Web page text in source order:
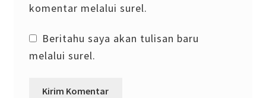
komentar melalui surel.
Beritahu saya akan tulisan baru
melalui surel.